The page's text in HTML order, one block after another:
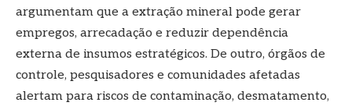
argumentam que a extração mineral pode gerar
empregos, arrecadação e reduzir dependência
externa de insumos estratégicos. De outro, órgãos de
controle, pesquisadores e comunidades afetadas
alertam para riscos de contaminação, desmatamento,